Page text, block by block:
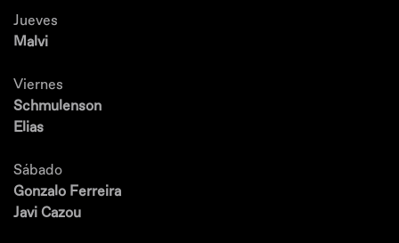
Jueves
Malvi
Viernes
Schmulenson
Elias
Sábado
Gonzalo Ferreira
Javi Cazou